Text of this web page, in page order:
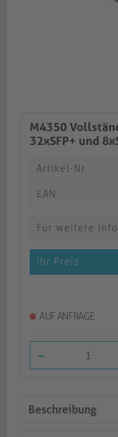
M4350
32xSFP+ und
Artikel-Nr.
EAN
Für weitere
Ihr Preis
AUF ANFRAGE
-
Beschreibung